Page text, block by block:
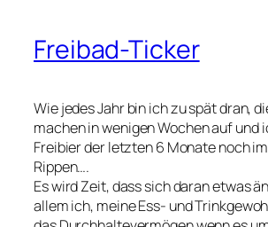
Freibad-Ticker
Wie jedes Jahr bin ich zu spät dran,
machen in wenigen Wochen auf und
Freibier der letzten 6 Monate noch
Rippen….
Es wird Zeit, dass sich daran etwas
allem ich, meine Ess- und